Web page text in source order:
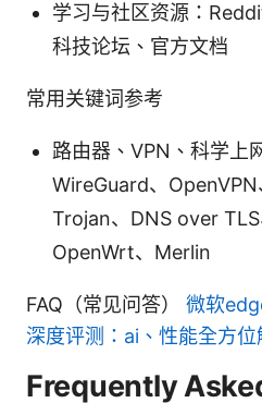
学习与社区资源：
科技论坛、官方文档
常用关键词参考
路由器、VPN、科学上
WireGuard、OpenVPN
Trojan、DNS over TLS
OpenWrt、Merlin
FAQ（常见问答） 微软
深度评测：ai、性能全方位
Frequently